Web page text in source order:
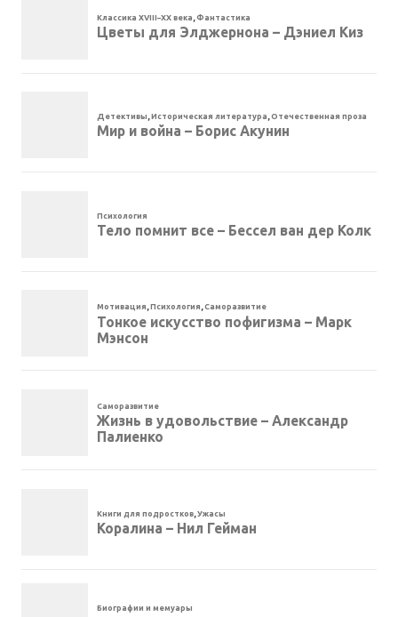
Классика XVIII–XX века ,Фантастика
Цветы для Элджернона – Дэниел Киз
Детективы ,Историческая литература ,Отечественная проза
Мир и война – Борис Акунин
Психология
Тело помнит все – Бессел ван дер Колк
Мотивация ,Психология ,Саморазвитие
Тонкое искусство пофигизма – Марк
Мэнсон
Саморазвитие
Жизнь в удовольствие – Александр
Палиенко
Книги для подростков ,Ужасы
Коралина – Нил Гейман
Биографии и мемуары